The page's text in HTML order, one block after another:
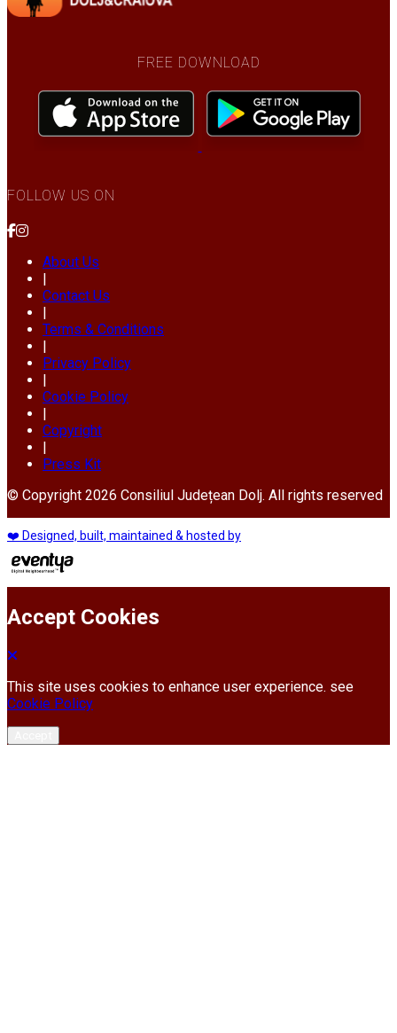
FREE DOWNLOAD
FOLLOW US ON
About Us
Contact Us
Terms & Conditions
Privacy Policy
Cookie Policy
Copyright
Press Kit
© Copyright 2026 Consiliul Județean Dolj. All rights reserved
❤️ Designed, built, maintained & hosted by
Accept Cookies
This site uses cookies to enhance user experience. see
Cookie Policy